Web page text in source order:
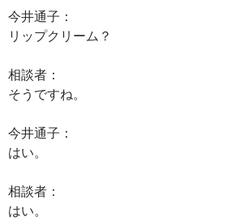
今井通子：
リップクリーム？
相談者：
そうですね。
今井通子：
はい。
相談者：
はい。